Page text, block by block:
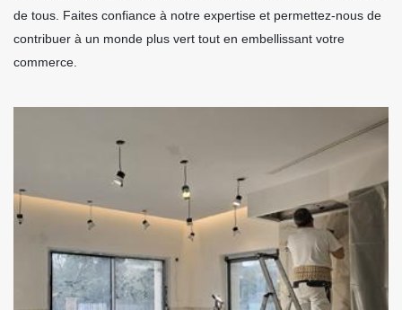
de tous. Faites confiance à notre expertise et permettez-nous de
contribuer à un monde plus vert tout en embellissant votre
commerce.